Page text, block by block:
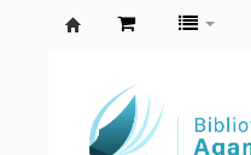
Agamenon
Magalhães